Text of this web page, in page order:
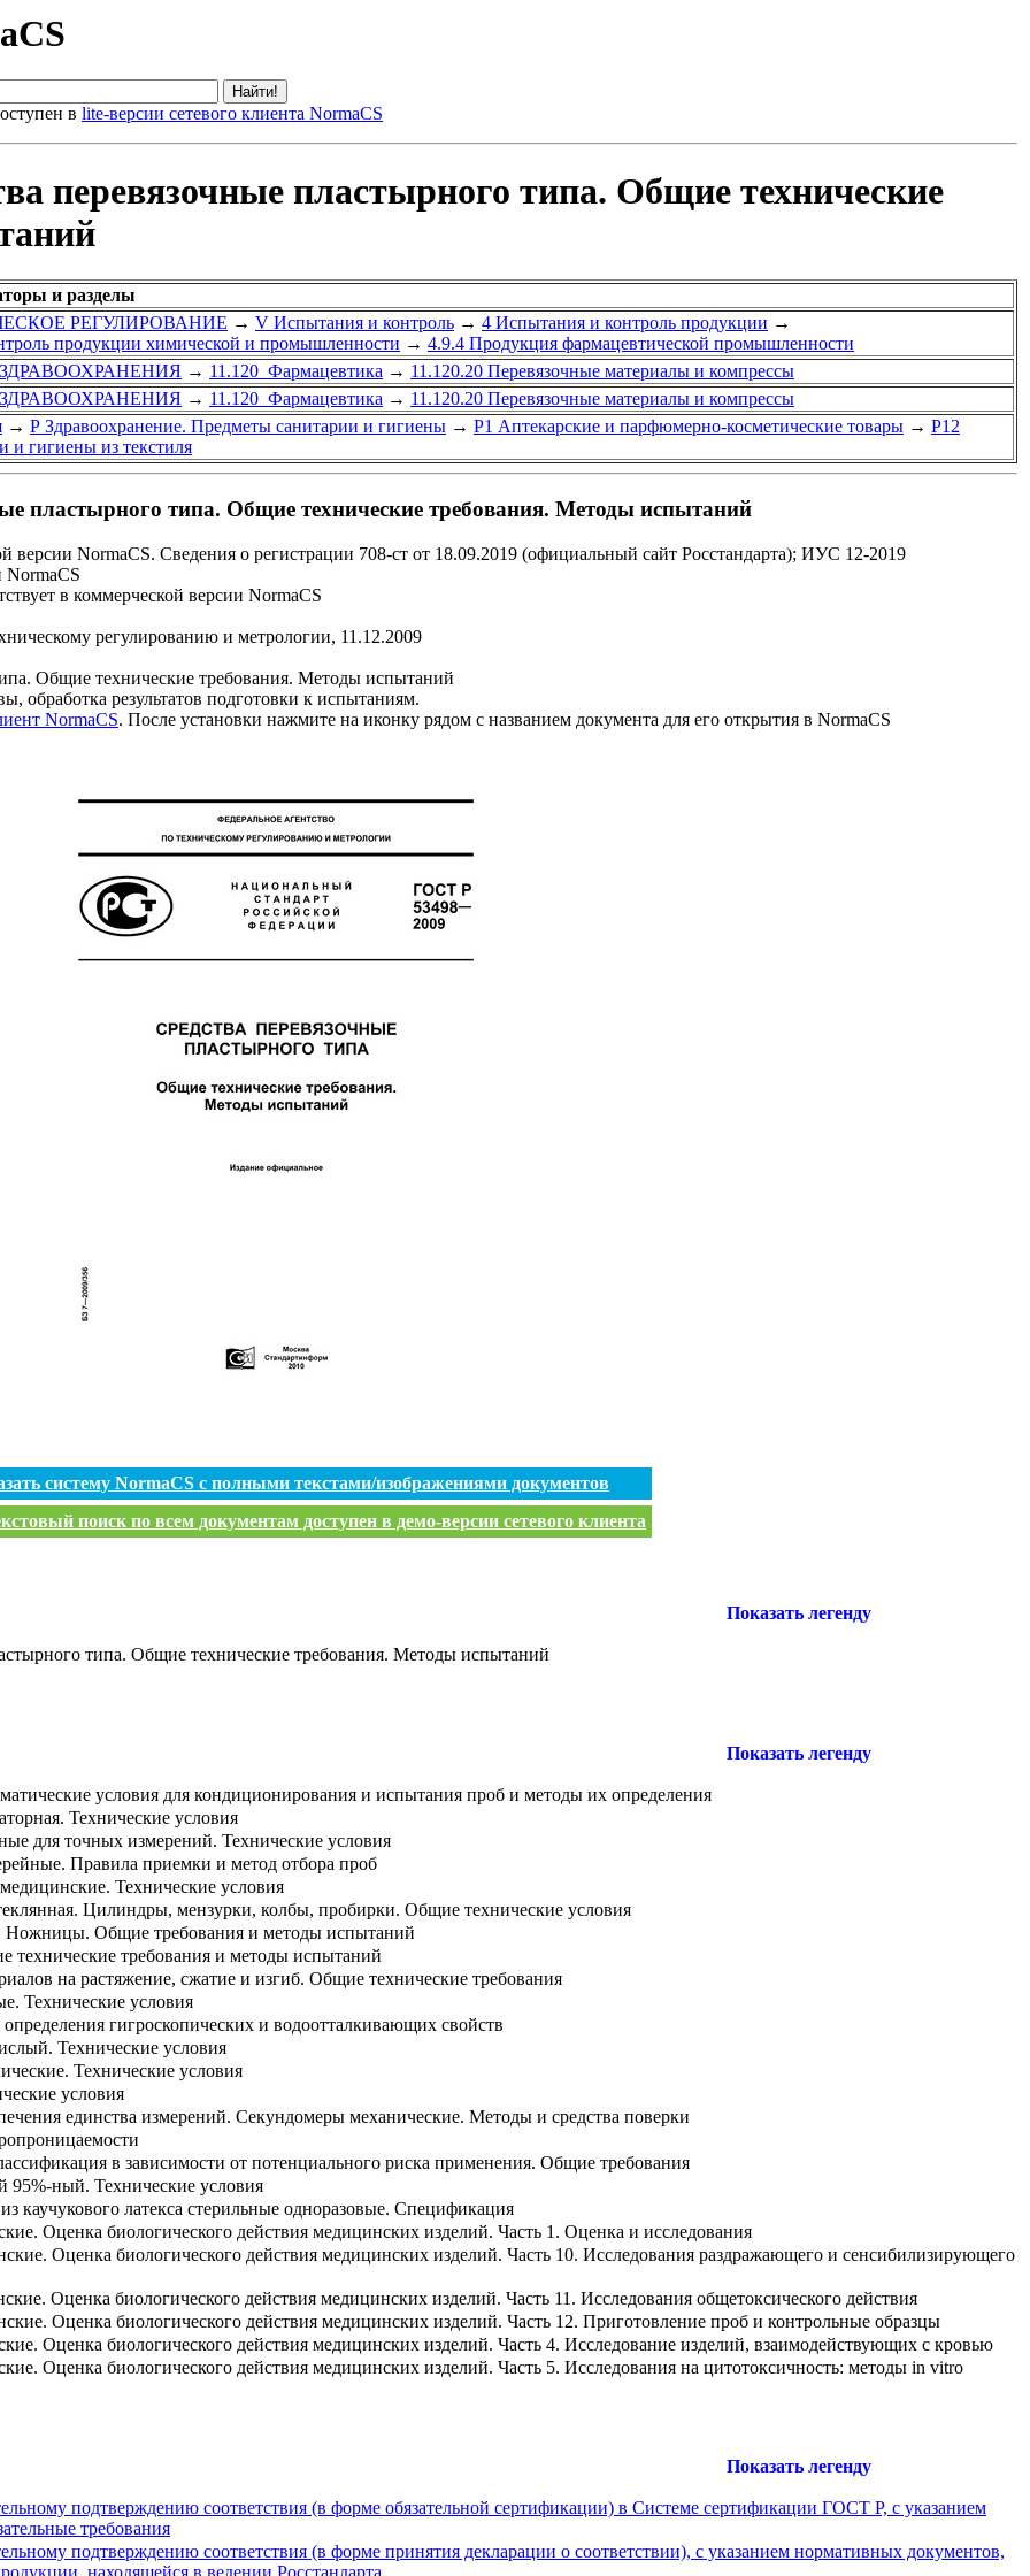
в lite-версии сетевого клиента NormaCS
перевязочные пластырного типа. Общие технические
и разделы
РЕГУЛИРОВАНИЕ → V Испытания и контроль → 4 Испытания и контроль продукции →
продукции химической и промышленности → 4.9.4 Продукция фармацевтической промышленности
→ 11.120 Фармацевтика → 11.120.20 Перевязочные материалы и компрессы
→ 11.120 Фармацевтика → 11.120.20 Перевязочные материалы и компрессы
→ Р Здравоохранение. Предметы санитарии и гигиены → Р1 Аптекарские и парфюмерно-косметические товары → Р12
и гигиены из текстиля
пластырного типа. Общие технические требования. Методы испытаний
версии NormaCS. Сведения о регистрации 708-ст от 18.09.2019 (официальный сайт Росстандарта); ИУС 12-2019
NormaCS
в коммерческой версии NormaCS
регулированию и метрологии, 11.12.2009
Общие технические требования. Методы испытаний
обработка результатов подготовки к испытаниям.
NormaCS. После установки нажмите на иконку рядом с названием документа для его открытия в NormaCS
систему NormaCS с полными текстами/изображениями документов
поиск по всем документам доступен в демо-версии сетевого клиента
Показать легенду
типа. Общие технические требования. Методы испытаний
Показать легенду
условия для кондиционирования и испытания проб и методы их определения
Технические условия
для точных измерений. Технические условия
Правила приемки и метод отбора проб
Технические условия
Цилиндры, мензурки, колбы, пробирки. Общие технические условия
Ножницы. Общие требования и методы испытаний
требования и методы испытаний
на растяжение, сжатие и изгиб. Общие технические требования
Технические условия
гигроскопических и водоотталкивающих свойств
Технические условия
Технические условия
условия
единства измерений. Секундомеры механические. Методы и средства поверки
в зависимости от потенциального риска применения. Общие требования
95%-ный. Технические условия
каучукового латекса стерильные одноразовые. Спецификация
Оценка биологического действия медицинских изделий. Часть 1. Оценка и исследования
Оценка биологического действия медицинских изделий. Часть 10. Исследования раздражающего и сенсибилизирующего
Оценка биологического действия медицинских изделий. Часть 11. Исследования общетоксического действия
Оценка биологического действия медицинских изделий. Часть 12. Приготовление проб и контрольные образцы
Оценка биологического действия медицинских изделий. Часть 4. Исследование изделий, взаимодействующих с кровью
Оценка биологического действия медицинских изделий. Часть 5. Исследования на цитотоксичность: методы in vitro
Показать легенду
подтверждению соответствия (в форме обязательной сертификации) в Системе сертификации ГОСТ Р, с указанием
требования
подтверждению соответствия (в форме принятия декларации о соответствии), с указанием нормативных документов,
находящейся в ведении Росстандарта